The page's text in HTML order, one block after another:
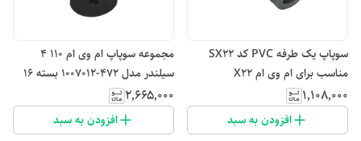
سوپاپ یک طرفه PVC کد SX22
مناسب برای ام وی ام X22
۱٬۱۰۸٬۰۰۰
افزودن به سبد
مجموعه سوپاپ ام وی ام 110 4
سیلندر مدل 472-1007012 بسته 16
عددی
۲٬۶۶۵٬۰۰۰
افزودن به سبد